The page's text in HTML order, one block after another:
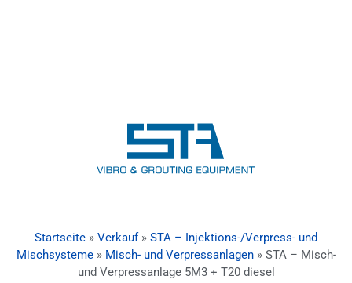
Startseite » Verkauf» STA – Injektions-/Verpress- und
Mischsysteme» Misch- und Verpressanlagen» STA – Misch-
und Verpressanlage 5M3 + T20 diesel